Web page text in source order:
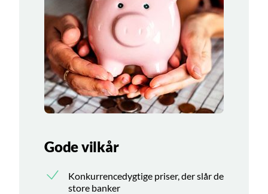
Gode vilkår
Konkurrencedygtige priser, der slår de
store banker